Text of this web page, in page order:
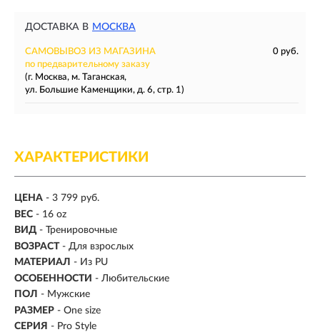
ДОСТАВКА В МОСКВА
САМОВЫВОЗ ИЗ МАГАЗИНА
0 руб.
по предварительному заказу
(г. Москва, м. Таганская,
ул. Большие Каменщики, д. 6, стр. 1)
ХАРАКТЕРИСТИКИ
ЦЕНА - 3 799 руб.
ВЕС - 16 oz
ВИД - Тренировочные
ВОЗРАСТ - Для взрослых
МАТЕРИАЛ - Из PU
ОСОБЕННОСТИ - Любительские
ПОЛ - Мужские
РАЗМЕР - One size
СЕРИЯ - Pro Style